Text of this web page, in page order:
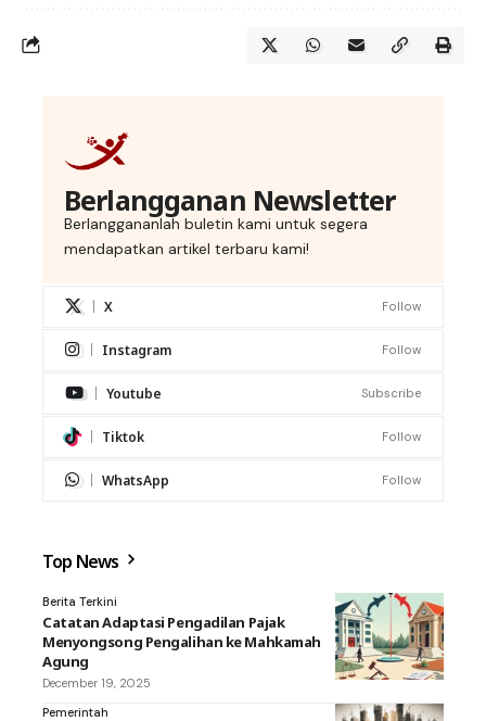
Berlangganan Newsletter
Berlanggananlah buletin kami untuk segera
mendapatkan artikel terbaru kami!
X Follow
Instagram Follow
Youtube Subscribe
Tiktok Follow
WhatsApp Follow
Top News
Berita Terkini
Catatan Adaptasi Pengadilan Pajak
Menyongsong Pengalihan ke Mahkamah
Agung
December 19, 2025
Pemerintah